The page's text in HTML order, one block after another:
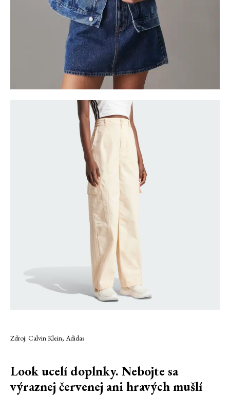
Zdroj: Calvin Klein, Adidas
Look ucelí doplnky. Nebojte sa
výraznej červenej ani hravých mušlí